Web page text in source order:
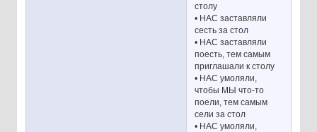
столу
• НАС заставляли
сесть за стол
• НАС заставляли
поесть, тем самым
приглашали к столу
• НАС умоляли,
чтобы МЫ что-то
поели, тем самым
сели за стол
• НАС умоляли,